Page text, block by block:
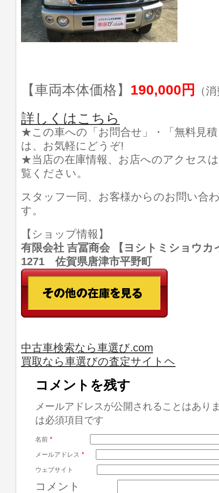
【車両本体価格】 190,000円 （
詳しくはこちら
★この車への「お問合せ」・「無料見
は、お気軽にどうぞ!
★当店の在庫情報、お店へのアクセス
覧ください。
スタッフ一同、お客様からのお問い合
す。
【ショップ情報】
有限会社 吉冨商会 【ヨシトミショウ
1271 佐賀県唐津市平野町
中古車検索なら車選び.com
買取なら車選びの査定サイトヘ
コメントを残す
メールアドレスが公開されることはあり
は必須項目です
名前 *
メールアドレス *
ウェブサイト
コメント